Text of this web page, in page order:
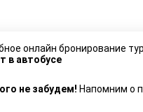
онлайн бронирование
в автобусе
не забудем! Напомним о